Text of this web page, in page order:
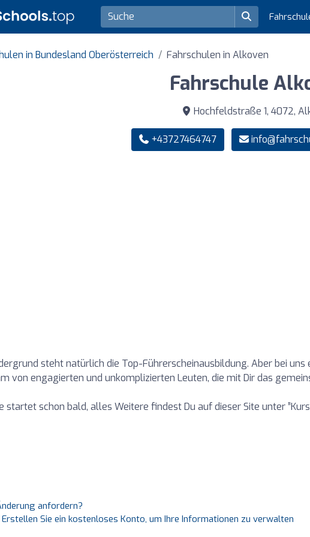
in Bundesland Oberösterreich Fahrschulen in Alkoven
Fahrschule
Hochfeldstraße 1, 4072,
+43727464747
steht natürlich die Top-Führerscheinausbildung. Aber bei
von engagierten und unkomplizierten Leuten, die mit Dir das
startet schon bald, alles Weitere findest Du auf dieser Site unter
anfordern?
Sie ein kostenloses Konto, um Ihre Informationen zu verwalten